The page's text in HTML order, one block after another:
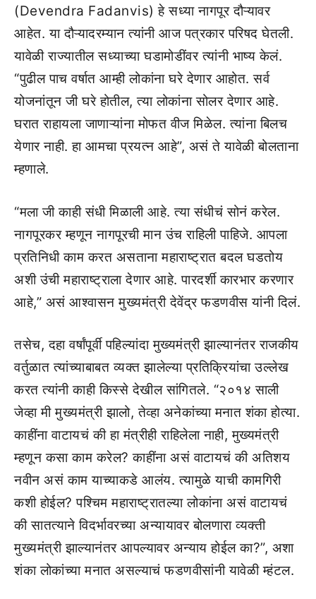
(Devendra Fadanvis) हे सध्या नागपूर दौऱ्यावर
आहेत. या दौऱ्यादरम्यान त्यांनी आज पत्रकार परिषद घेतली.
यावेळी राज्यातील सध्याच्या घडामोडींवर त्यांनी भाष्य केलं.
“पुढील पाच वर्षात आम्ही लोकांना घरे देणार आहोत. सर्व
योजनांतून जी घरे होतील, त्या लोकांना सोलर देणार आहे.
घरात राहायला जाणाऱ्यांना मोफत वीज मिळेल. त्यांना बिलच
येणार नाही. हा आमचा प्रयत्न आहे”, असं ते यावेळी बोलताना
म्हणाले.
“मला जी काही संधी मिळाली आहे. त्या संधीचं सोनं करेल.
नागपूरकर म्हणून नागपूरची मान उंच राहिली पाहिजे. आपला
प्रतिनिधी काम करत असताना महाराष्ट्रात बदल घडतोय
अशी उंची महाराष्ट्राला देणार आहे. पारदर्शी कारभार करणार
आहे,” असं आश्वासन मुख्यमंत्री देवेंद्र फडणवीस यांनी दिलं.
तसेच, दहा वर्षांपूर्वी पहिल्यांदा मुख्यमंत्री झाल्यानंतर राजकीय
वर्तुळात त्यांच्याबाबत व्यक्त झालेल्या प्रतिक्रियांचा उल्लेख
करत त्यांनी काही किस्से देखील सांगितले. “२०१४ साली
जेव्हा मी मुख्यमंत्री झालो, तेव्हा अनेकांच्या मनात शंका होत्या.
काहींना वाटायचं की हा मंत्रीही राहिलेला नाही, मुख्यमंत्री
म्हणून कसा काम करेल? काहींना असं वाटायचं की अतिशय
नवीन असं काम याच्याकडे आलंय. त्यामुळे याची कामगिरी
कशी होईल? पश्चिम महाराष्ट्रातल्या लोकांना असं वाटायचं
की सातत्याने विदर्भावरच्या अन्यायावर बोलणारा व्यक्ती
मुख्यमंत्री झाल्यानंतर आपल्यावर अन्याय होईल का?”, अशा
शंका लोकांच्या मनात असल्याचं फडणवीसांनी यावेळी म्हंटल.